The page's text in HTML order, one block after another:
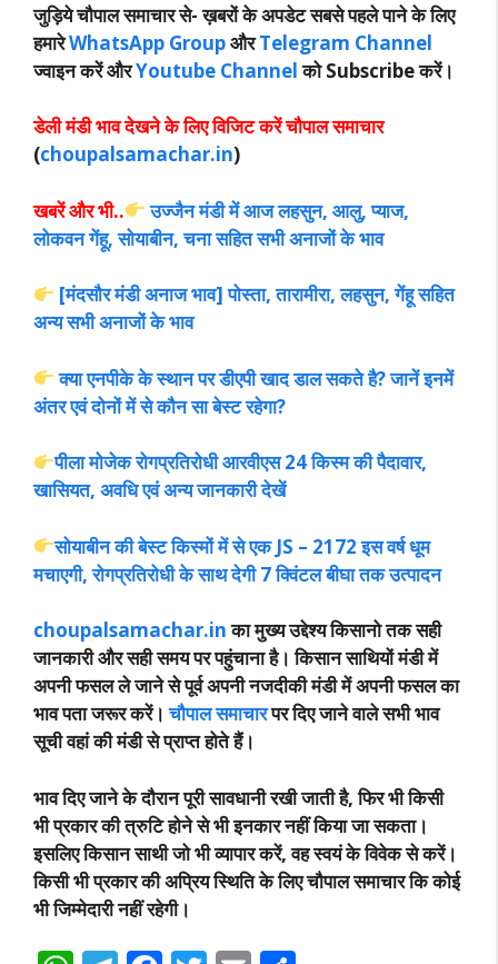
जुड़िये चौपाल समाचार से-ख़बरों के अपडेट सबसे पहले पाने के लिए
हमारेWhatsApp GroupऔरTelegram Channel
ज्वाइन करें औरYoutube Channelको Subscribe करें।
डेली मंडी भाव देखने के लिए विजिट करें चौपाल समाचार
(choupalsamachar.in)
खबरें और भी..
उज्जैन मंडी में आज लहसुन, आलु, प्याज,
लोकवन गेंहू, सोयाबीन, चना सहित सभी अनाजों के भाव
[मंदसौर मंडी अनाज भाव] पोस्ता, तारामीरा, लहसुन, गेंहू सहित
अन्य सभी अनाजों के भाव
क्या एनपीके के स्थान पर डीएपी खाद डाल सकते है? जानें इनमें
अंतर एवं दोनों में से कौन सा बेस्ट रहेगा?
पीला मोजेक रोगप्रतिरोधी आरवीएस 24 किस्म की पैदावार,
खासियत, अवधि एवं अन्य जानकारी देखें
सोयाबीन की बेस्ट किस्मों में से एक JS – 2172 इस वर्ष धूम
मचाएगी, रोगप्रतिरोधी के साथ देगी 7 क्विंटल बीघा तक उत्पादन
choupalsamachar.inका मुख्य उद्देश्य किसानो तक सही
जानकारी और सही समय पर पहुंचाना है। किसान साथियों मंडी में
अपनी फसल ले जाने से पूर्व अपनी नजदीकी मंडी में अपनी फसल का
भाव पता जरूर करें।चौपाल समाचारपर दिए जाने वाले सभी भाव
सूची वहां की मंडी से प्राप्त होते हैं।
भाव दिए जाने के दौरान पूरी सावधानी रखी जाती है, फिर भी किसी
भी प्रकार की त्रुटि होने से भी इनकार नहीं किया जा सकता।
इसलिए किसान साथी जो भी व्यापार करें, वह स्वयं के विवेक से करें।
किसी भी प्रकार की अप्रिय स्थिति के लिए चौपाल समाचार कि कोई
भी जिम्मेदारी नहीं रहेगी।